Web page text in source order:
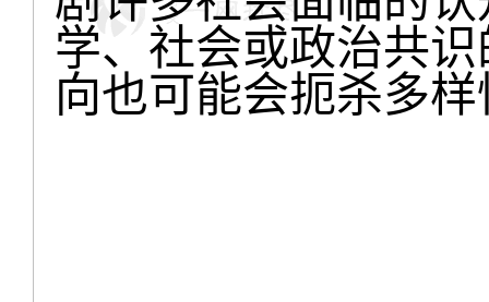
学、社会或政治共
向也可能会扼杀多